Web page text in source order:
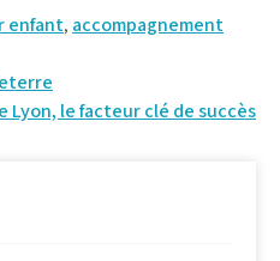
enfant, accompagnement
le facteur clé de succès